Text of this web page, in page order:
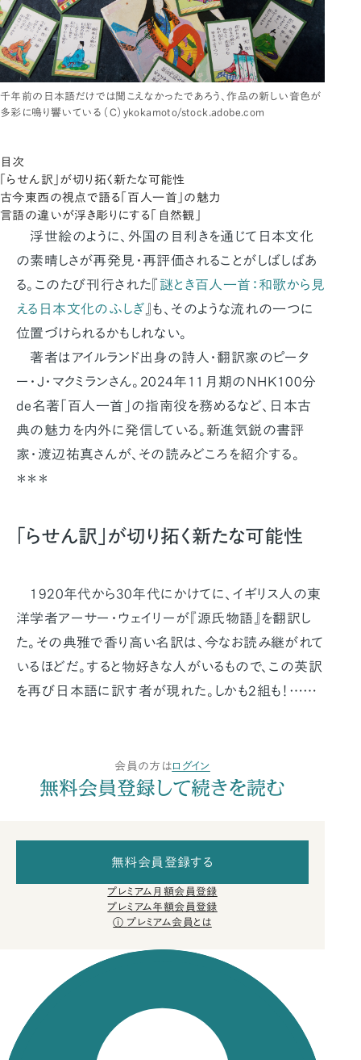
千年前の日本語だけでは聞こえなかったであろう、作品の新しい音色が
多彩に鳴り響いている （C）ykokamoto/stock.adobe.com
目次
「らせん訳」が切り拓く新たな可能性
古今東西の視点で語る「百人一首」の魅力
言語の違いが浮き彫りにする「自然観」
浮世絵のように、外国の目利きを通じて日本文化
の素晴しさが再発見・再評価されることがしばしばあ
る。このたび刊行された『謎とき百人一首：和歌から見
える日本文化のふしぎ 』も、そのような流れの一つに
位置づけられるかもしれない。
著者はアイルランド出身の詩人・翻訳家のピータ
ー・J・マクミランさん。2024年11月期のNHK100分
de名著「百人一首」の指南役を務めるなど、日本古
典の魅力を内外に発信している。新進気鋭の書評
家・渡辺祐真さんが、その読みどころを紹介する。
＊＊＊
「らせん訳」が切り拓く新たな可能性
1920年代から30年代にかけてに、イギリス人の東
洋学者アーサー・ウェイリーが『源氏物語』を翻訳し
た。その典雅で香り高い名訳は、今なお読み継がれて
いるほどだ。すると物好きな人がいるもので、この英訳
を再び日本語に訳す者が現れた。しかも2組も！……
会員の方はログイン
無料会員登録して続きを読む
無料会員登録する
プレミアム月額会員登録
プレミアム年額会員登録
プレミアム会員とは